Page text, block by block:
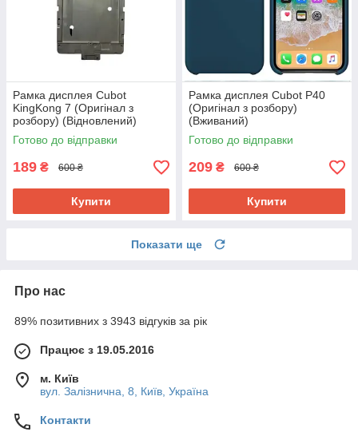
Рамка дисплея Cubot
KingKong 7 (Оригінал з
розбору) (Відновлений)
Готово до відправки
189 ₴ 600 ₴
Купити
Рамка дисплея Cubot P40
(Оригінал з розбору)
(Вживаний)
Готово до відправки
209 ₴ 600 ₴
Купити
Показати ще
Про нас
89% позитивних з 3943 відгуків за рік
Працює з 19.05.2016
м. Київ
вул. Залізнична, 8, Київ, Україна
Контакти